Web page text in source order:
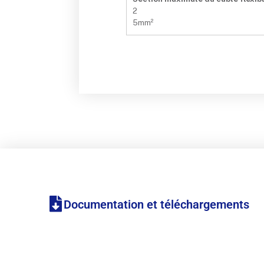
2
5mm²
Documentation et téléchargements